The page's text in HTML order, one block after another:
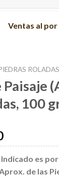
Ventas al
ROLADAS
Paisaje
100
es por
de las